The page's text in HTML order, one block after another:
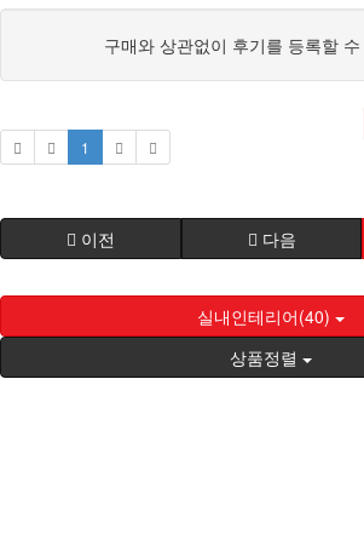
구매와 상관없이 후기를 등록할
1
이전 다음
실내인테리어(40)
상품정렬